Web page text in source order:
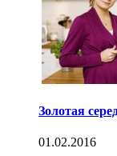
Золотая
01.02.2016